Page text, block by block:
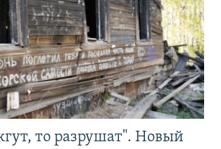
то разрушат". Новый